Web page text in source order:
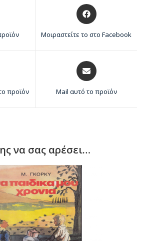
Μοιραστείτε το στο Facebook
προϊόν Mail αυτό το προϊόν
να σας αρέσει…